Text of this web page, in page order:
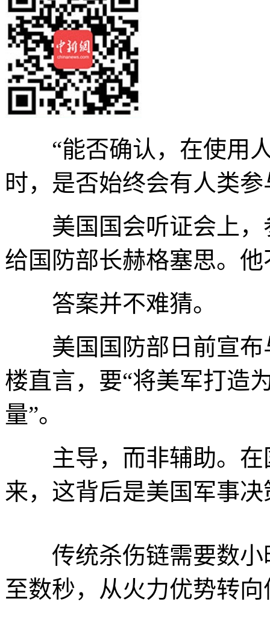
“能否确认，在使用人
时，是否始终会有人类
美国国会听证会上，
给国防部长赫格塞思。
答案并不难猜。
美国国防部日前宣布
楼直言，要“将美军打造
量”。
主导，而非辅助。在
来，这背后是美国军事
传统杀伤链需要数小
至数秒，从火力优势转